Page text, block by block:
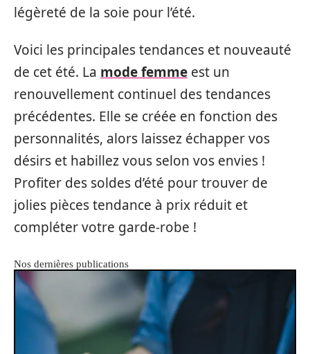
légèreté de la soie pour l’été.
Voici les principales tendances et nouveauté
de cet été. La mode femme est un
renouvellement continuel des tendances
précédentes. Elle se créée en fonction des
personnalités, alors laissez échapper vos
désirs et habillez vous selon vos envies !
Profiter des soldes d’été pour trouver de
jolies pièces tendance à prix réduit et
compléter votre garde-robe !
Nos dernières publications